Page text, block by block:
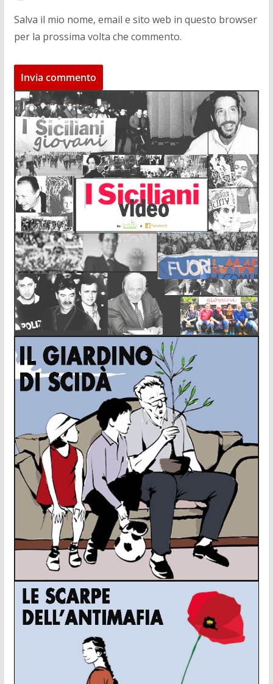
Salva il mio nome, email e sito web in questo browser
per la prossima volta che commento.